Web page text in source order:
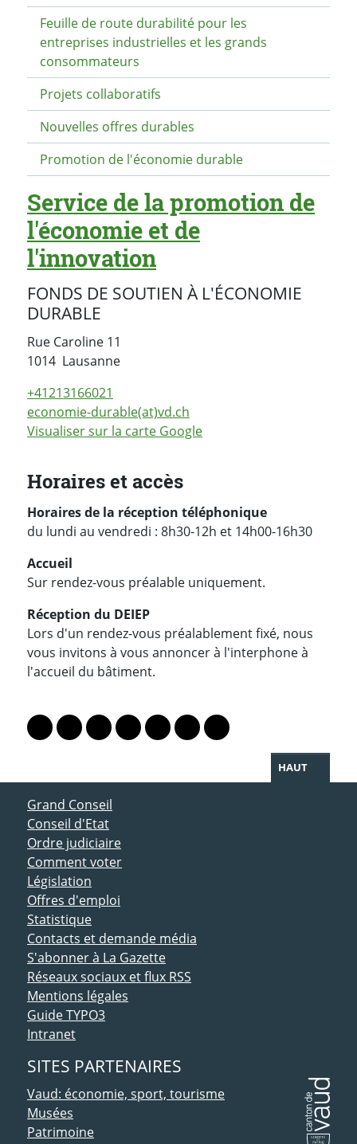
Feuille de route durabilité pour les
entreprises industrielles et les grands
consommateurs
Projets collaboratifs
Nouvelles offres durables
Promotion de l'économie durable
Service de la promotion de
l'économie et de
l'innovation
FONDS DE SOUTIEN À L'ÉCONOMIE
DURABLE
Rue Caroline 11
1014 LausanneSuisse
+41213166021
economie-durable(at)vd.ch
Visualiser sur la carte Google
Horaires et accès
Horaires de la réception téléphonique
du lundi au vendredi : 8h30-12h et 14h00-16h30
Accueil
Sur rendez-vous préalable uniquement.
Réception du DEIEP
Lors d'un rendez-vous préalablement fixé, nous
vous invitons à vous annoncer à l'interphone à
l'accueil du bâtiment.
Lien vers le profil Mastodon
Lien vers le profil Bluesky
Lien vers le profil Instagram
Lien vers le profil Linkedin
Lien vers le profil Facebook
Lien vers le profil Twitter
Partager par WhatsApp
HAUT
ACCÈS DIRECT
Grand Conseil
Conseil d'Etat
Ordre judiciaire
Comment voter
Législation
Offres d'emploi
Statistique
Contacts et demande média
S'abonner à La Gazette
Réseaux sociaux et flux RSS
Mentions légales
Guide TYPO3
Intranet
SITES PARTENAIRES
Vaud: économie, sport, tourisme
Musées
Patrimoine